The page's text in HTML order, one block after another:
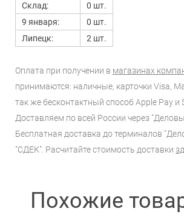
Склад:
0 шт.
9 января:
0 шт.
Липецк:
2 шт.
Оплата при получении в магазинах
принимаются: наличные, карточки Visa,
так же бесконтактный способ Apple Pay и
Доставляем по всей России через
Бесплатная доставка до терминалов
"СДЕК". Расчитайте стоимость доставки
Похожие